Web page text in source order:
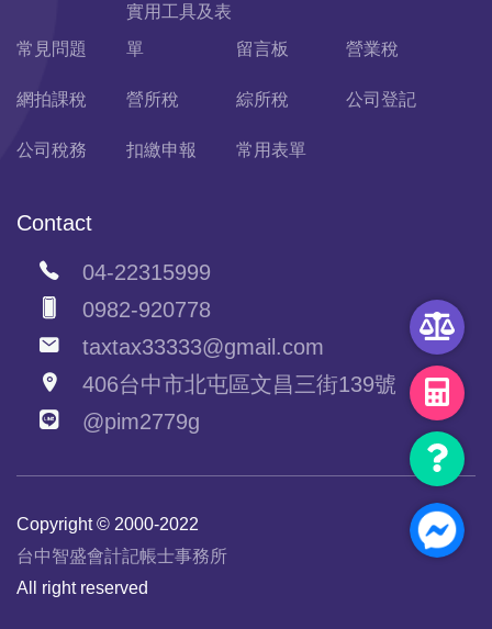
常見問題
實用工具及表
單
留言板 營業稅
網拍課稅 營所稅 綜所稅 公司登記
公司稅務 扣繳申報 常用表單
Contact
04-22315999
0982-920778
taxtax33333@gmail.com
406台中市北屯區文昌三街139號
@pim2779g
Copyright © 2000-2022
台中智盛會計記帳士事務所
All right reserved